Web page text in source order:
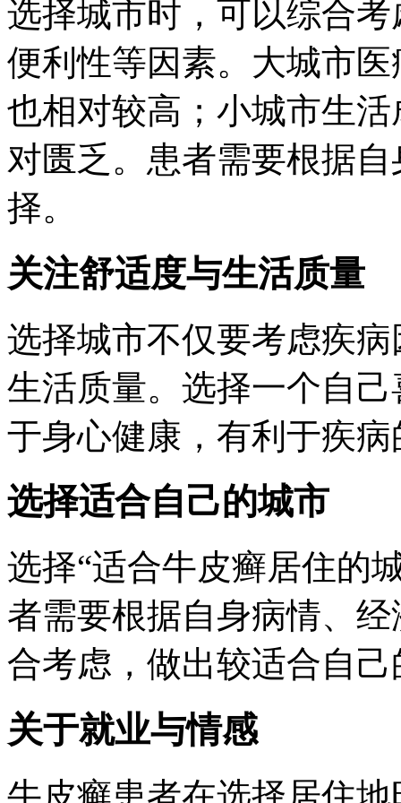
选择城市时，可以综合
便利性等因素。大城市
也相对较高；小城市生
对匮乏。患者需要根据
择。
关注舒适度与生活质量
选择城市不仅要考虑疾
生活质量。选择一个自
于身心健康，有利于疾
选择适合自己的城市
选择“适合牛皮癣居住的
者需要根据自身病情、
合考虑，做出较适合自
关于就业与情感
牛皮癣患者在选择居住